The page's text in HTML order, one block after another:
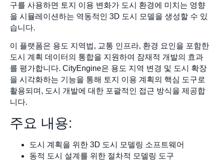
구를 사용하면 토지 이용 변화가 도시 환경에 미치는 영향
을 시뮬레이션하는 역동적인 3D 도시 모델을 생성할 수 있
습니다.
이 플랫폼은 용도 지역법, 교통 인프라, 환경 요인을 포함한
도시 계획 데이터의 통합을 지원하여 잠재적 개발의 효과
를 평가합니다. CityEngine은 용도 지역 변경 및 도시 확장
을 시각화하는 기능을 통해 토지 이용 계획의 핵심 도구로
활용되며, 도시 개발에 대한 포괄적인 접근 방식을 제공합
니다.
주요 내용:
도시 계획을 위한 3D 도시 모델링 소프트웨어
동적 도시 설계를 위한 절차적 모델링 도구